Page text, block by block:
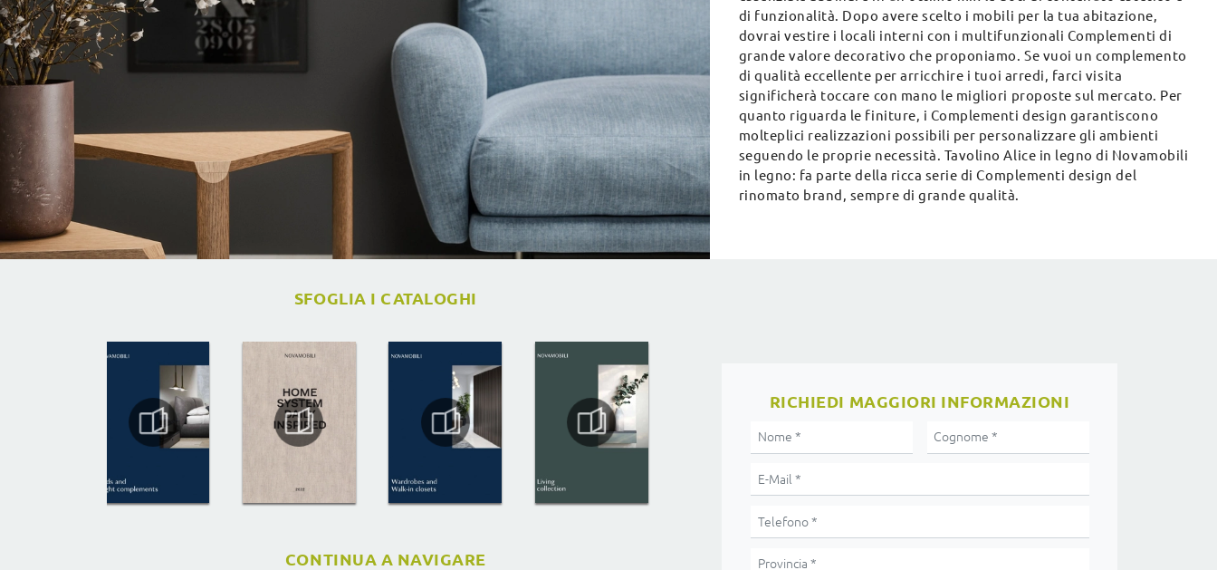
di funzionalità. Dopo avere scelto i mobili per la tua abitazione,
dovrai vestire i locali interni con i multifunzionali Complementi di
grande valore decorativo che proponiamo. Se vuoi un complemento
di qualità eccellente per arricchire i tuoi arredi, farci visita
significherà toccare con mano le migliori proposte sul mercato. Per
quanto riguarda le finiture, i Complementi design garantiscono
molteplici realizzazioni possibili per personalizzare gli ambienti
seguendo le proprie necessità. Tavolino Alice in legno di Novamobili
in legno: fa parte della ricca serie di Complementi design del
rinomato brand, sempre di grande qualità.
SFOGLIA I CATALOGHI
CONTINUA A NAVIGARE
RICHIEDI MAGGIORI INFORMAZIONI